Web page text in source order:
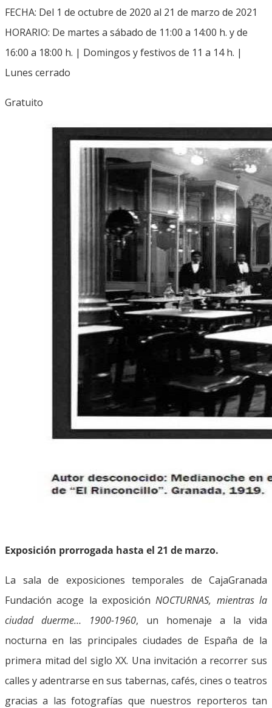
FECHA: Del 1 de octubre de 2020 al 21 de marzo de 2021
HORARIO: De martes a sábado de 11:00 a 14:00 h. y de
16:00 a 18:00 h. | Domingos y festivos de 11 a 14 h. |
Lunes cerrado
Gratuito
Exposición prorrogada hasta el 21 de marzo.
La sala de exposiciones temporales de CajaGranada
Fundación acoge la exposiciónNOCTURNAS, mientras la
ciudad duerme… 1900-1960, un homenaje a la vida
nocturna en las principales ciudades de España de la
primera mitad del siglo XX. Una invitación a recorrer sus
calles y adentrarse en sus tabernas, cafés, cines o teatros
gracias a las fotografías que nuestros reporteros tan